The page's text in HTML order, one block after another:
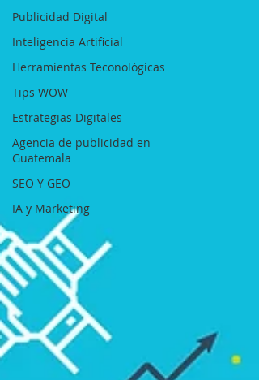
Publicidad Digital
Inteligencia Artificial
Herramientas Teconológicas
Tips WOW
Estrategias Digitales
Agencia de publicidad en
Guatemala
SEO Y GEO
IA y Marketing